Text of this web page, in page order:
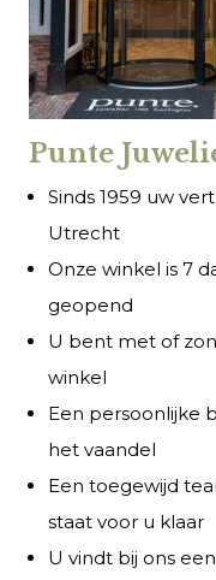
Punte
Sinds 1959 uw
Utrecht
Onze winkel is 7
geopend
U bent met of
winkel
Een persoonlijke
het vaandel
Een toegewijd
staat voor u klaar
U vindt bij ons